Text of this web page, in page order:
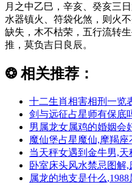
月之中乙巳，辛亥、癸亥三
水器镇火、符袋化煞，则火
缺失，木不枯荣，五行流转
推，莫负吉日良辰。
❂ 相关推荐：
十二生肖相害相刑一览
剑与远征占星师有保底
男属龙女属鸡的婚姻会
魔仙堡占星魔仙,摩羯座
当天秤女遇到金牛男,
卧室床头风水禁忌图解
属龙的地支是什么